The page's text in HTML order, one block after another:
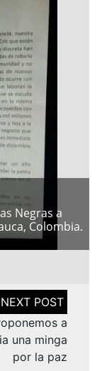
Negras a
Colombia.
a
una minga
por la paz